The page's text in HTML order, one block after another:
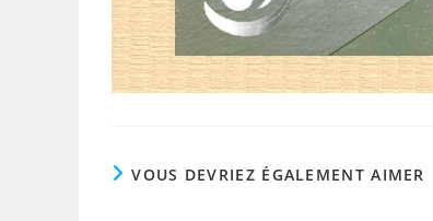
VOUS DEVRIEZ ÉGALEMENT AIMER